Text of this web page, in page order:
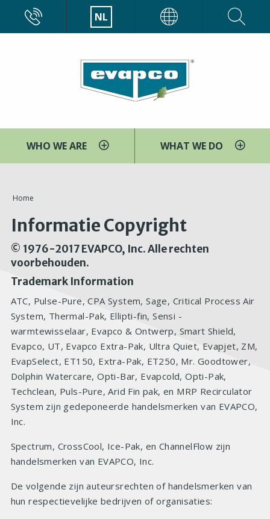
Overslaan
naar
NL
WHO WE ARE WHAT WE DO
You
are
here
Home
Informatie Copyright
© 1976-2017 EVAPCO, Inc. Alle rechten
voorbehouden.
Trademark Information
ATC, Pulse-Pure, CPA System, Sage, Critical Process Air
System, Thermal-Pak, Ellipti-fin, Sensi -
warmtewisselaar, Evapco & Ontwerp, Smart Shield,
Evapco, UT, Evapco Extra-Pak, Ultra Quiet, Evapjet, ZM,
EvapSelect, ET150, Extra-Pak, ET250, Mr. Goodtower,
Dolphin Watercare, Opti-Bar, Evapcold, Opti-Pak,
Techclean, Puls-Pure, Arid Fin pak, en MRP Recirculator
System zijn gedeponeerde handelsmerken van EVAPCO,
Inc.
Spectrum, CrossCool, Ice-Pak, en ChannelFlow zijn
handelsmerken van EVAPCO, Inc.
De volgende zijn auteursrechten of handelsmerken van
hun respectievelijke bedrijven of organisaties: